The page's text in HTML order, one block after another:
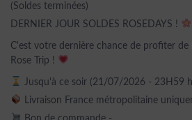
(Soldes terminées)
DERNIER JOUR SOLDES ROSEDAYS !
C'est votre dernière chance de profiter
Rose Trip !
Jusqu'à ce soir (21/07/2026 - 23H59
Livraison France métropolitaine